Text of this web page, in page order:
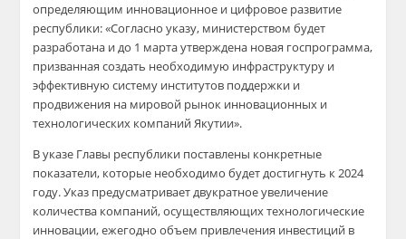
определяющим инновационное и цифровое развитие
республики: «Согласно указу, министерством будет
разработана и до 1 марта утверждена новая госпрограмма,
призванная создать необходимую инфраструктуру и
эффективную систему институтов поддержки и
продвижения на мировой рынок инновационных и
технологических компаний Якутии».
В указе Главы республики поставлены конкретные
показатели, которые необходимо будет достигнуть к 2024
году. Указ предусматривает двукратное увеличение
количества компаний, осуществляющих технологические
инновации, ежегодно объем привлечения инвестиций в